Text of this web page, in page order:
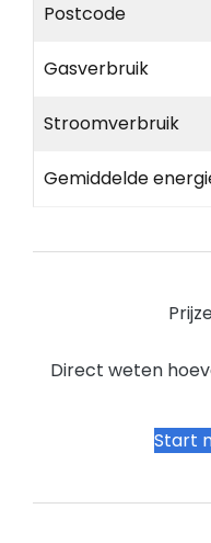
Postcode
Gasverbruik
Stroomverbruik
Gemiddelde
Direct weten
Start